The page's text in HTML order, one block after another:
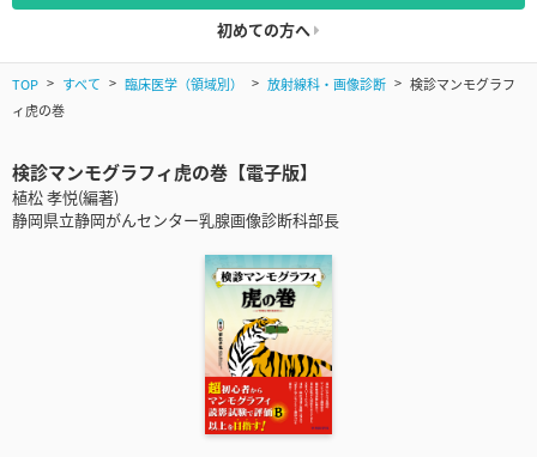
初めての方へ
TOP すべて 臨床医学（領域別） 放射線科・画像診断
検診マンモグラフ
ィ虎の巻
検診マンモグラフィ虎の巻【電子版】
植松 孝悦(編著)
静岡県立静岡がんセンター乳腺画像診断科部長